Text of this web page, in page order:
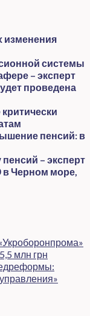
изменения
системы
– эксперт
проведена
пенсий: в
– эксперт
в Черном море,
млн грн